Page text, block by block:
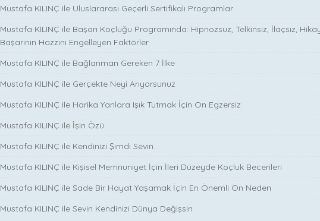
Mustafa KILINÇ ile Uluslararası Geçerli Sertifikalı Programlar
Mustafa KILINÇ ile Başarı Koçluğu Programında: Hipnozsuz, Telkinsiz, İlaçsız,
Başarının Hazzını Engelleyen Faktörler
Mustafa KILINÇ ile Bağlanman Gereken 7 İlke
Mustafa KILINÇ ile Gerçekte Neyi Arıyorsunuz
Mustafa KILINÇ ile Harika Yanlara Işık Tutmak İçin On Egzersiz
Mustafa KILINÇ ile İşin Özü
Mustafa KILINÇ ile Kendinizi Şimdi Sevin
Mustafa KILINÇ ile Kişisel Memnuniyet İçin İleri Düzeyde Koçluk Becerileri
Mustafa KILINÇ ile Sade Bir Hayat Yaşamak İçin En Önemli On Neden
Mustafa KILINÇ ile Sevin Kendinizi Dünya Değişsin